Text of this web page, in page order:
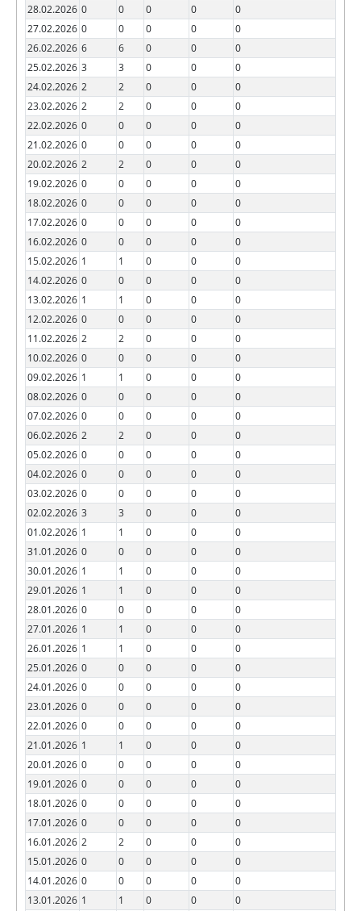
28.02.2026 0 0 0 0
0
27.02.2026 0 0 0 0
0
26.02.2026 6 6 0 0
0
25.02.2026 3 3 0 0
0
24.02.2026 2 2 0 0
0
23.02.2026 2 2 0 0
0
22.02.2026 0 0 0 0
0
21.02.2026 0 0 0 0
0
20.02.2026 2 2 0 0
0
19.02.2026 0 0 0 0
0
18.02.2026 0 0 0 0
0
17.02.2026 0 0 0 0
0
16.02.2026 0 0 0 0
0
15.02.2026 1 1 0 0
0
14.02.2026 0 0 0 0
0
13.02.2026 1 1 0 0
0
12.02.2026 0 0 0 0
0
11.02.2026 2 2 0 0
0
10.02.2026 0 0 0 0
0
09.02.2026 1 1 0 0
0
08.02.2026 0 0 0 0
0
07.02.2026 0 0 0 0
0
06.02.2026 2 2 0 0
0
05.02.2026 0 0 0 0
0
04.02.2026 0 0 0 0
0
03.02.2026 0 0 0 0
0
02.02.2026 3 3 0 0
0
01.02.2026 1 1 0 0
0
31.01.2026 0 0 0 0
0
30.01.2026 1 1 0 0
0
29.01.2026 1 1 0 0
0
28.01.2026 0 0 0 0
0
27.01.2026 1 1 0 0
0
26.01.2026 1 1 0 0
0
25.01.2026 0 0 0 0
0
24.01.2026 0 0 0 0
0
23.01.2026 0 0 0 0
0
22.01.2026 0 0 0 0
0
21.01.2026 1 1 0 0
0
20.01.2026 0 0 0 0
0
19.01.2026 0 0 0 0
0
18.01.2026 0 0 0 0
0
17.01.2026 0 0 0 0
0
16.01.2026 2 2 0 0
0
15.01.2026 0 0 0 0
0
14.01.2026 0 0 0 0
0
13.01.2026 1 1 0 0
0